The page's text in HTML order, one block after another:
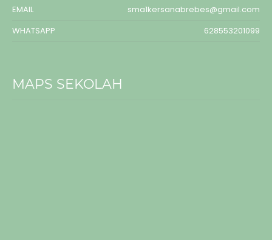
EMAIL
sma1kersanabrebes@gmail.com
WHATSAPP
628553201099
MAPS SEKOLAH